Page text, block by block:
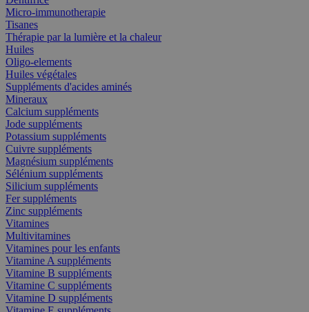
Micro-immunotherapie
Tisanes
Thérapie par la lumière et la chaleur
Huiles
Oligo-elements
Huiles végétales
Suppléments d'acides aminés
Mineraux
Calcium suppléments
Jode suppléments
Potassium suppléments
Cuivre suppléments
Magnésium suppléments
Sélénium suppléments
Silicium suppléments
Fer suppléments
Zinc suppléments
Vitamines
Multivitamines
Vitamines pour les enfants
Vitamine A suppléments
Vitamine B suppléments
Vitamine C suppléments
Vitamine D suppléments